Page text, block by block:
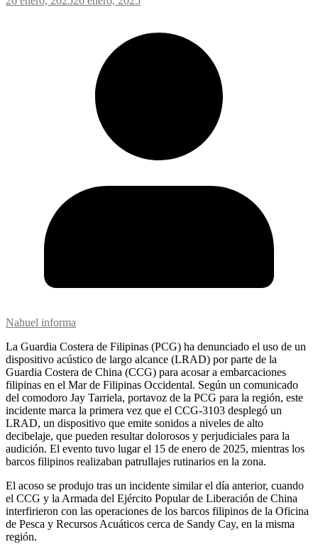
Nahuel informa
La Guardia Costera de Filipinas (PCG) ha denunciado el uso de un
dispositivo acústico de largo alcance (LRAD) por parte de la
Guardia Costera de China (CCG) para acosar a embarcaciones
filipinas en el Mar de Filipinas Occidental. Según un comunicado
del comodoro Jay Tarriela, portavoz de la PCG para la región, este
incidente marca la primera vez que el CCG-3103 desplegó un
LRAD, un dispositivo que emite sonidos a niveles de alto
decibelaje, que pueden resultar dolorosos y perjudiciales para la
audición. El evento tuvo lugar el 15 de enero de 2025, mientras los
barcos filipinos realizaban patrullajes rutinarios en la zona.
El acoso se produjo tras un incidente similar el día anterior, cuando
el CCG y la Armada del Ejército Popular de Liberación de China
interfirieron con las operaciones de los barcos filipinos de la Oficina
de Pesca y Recursos Acuáticos cerca de Sandy Cay, en la misma
región.